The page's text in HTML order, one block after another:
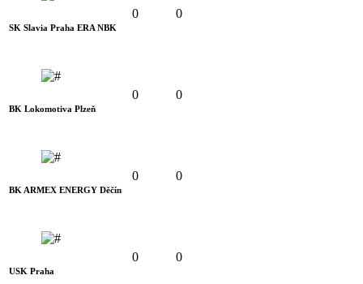
SK Slavia Praha ERA NBK
0 0
BK Lokomotiva Plzeň
0 0
BK ARMEX ENERGY Děčín
0 0
USK Praha
0 0